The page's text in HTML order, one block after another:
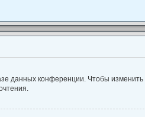
данных конференции. Чтобы